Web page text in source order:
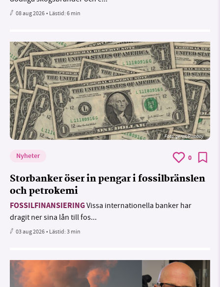
08 aug 2026• Lästid:6 min
Foto:geralt/Pixabay
Nyheter 0
Storbanker öser in pengar i fossilbränslen
och petrokemi
FOSSILFINANSIERINGVissa internationella banker har
dragit ner sina lån till fos...
03 aug 2026• Lästid:3 min